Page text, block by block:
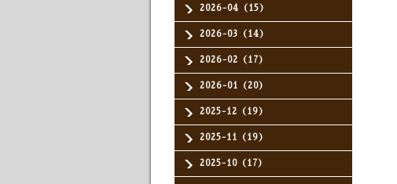
2026-04（15）
2026-03（14）
2026-02（17）
2026-01（20）
2025-12（19）
2025-11（19）
2025-10（17）